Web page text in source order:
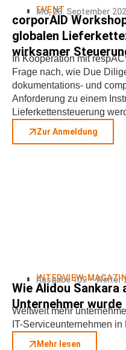
EVENT
Mo, 28. September
corporAID
globalen
wirksamer
In Kooperation mit
Frage nach, wie Due
dokumentations- und
Anforderung zu einem
Lieferkettensteuerung
Zur Anmeldung
INTERVIEW,
Ausgabe 109 – Winter
Wie Alidou Sankara
Unternehmer wurde
Weltweit mehr
IT-Serviceunternehmen
Mehr lesen